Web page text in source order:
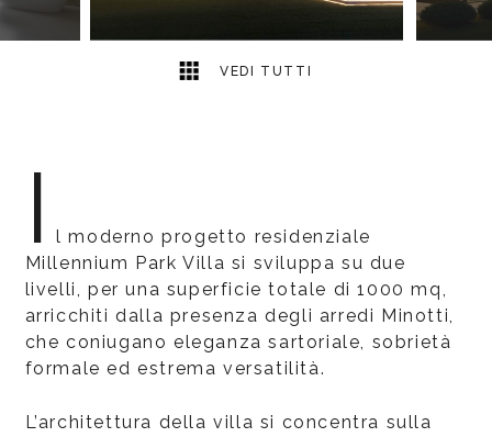
VEDI TUTTI
I
l moderno progetto residenziale
Millennium Park Villa si sviluppa su due
livelli, per una superficie totale di 1000 mq,
arricchiti dalla presenza degli arredi Minotti,
che coniugano eleganza sartoriale, sobrietà
formale ed estrema versatilità.
L’architettura della villa si concentra sulla